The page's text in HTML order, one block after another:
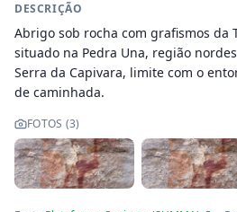
DESCRIÇÃO
Abrigo sob rocha com grafismos da
situado na Pedra Una, região
Serra da Capivara, limite com o
de caminhada.
FOTOS (3)